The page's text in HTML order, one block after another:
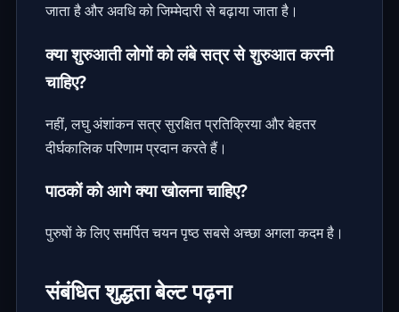
जाता है और अवधि को जिम्मेदारी से बढ़ाया जाता है।
क्या शुरुआती लोगों को लंबे सत्र से शुरुआत करनी
चाहिए?
नहीं, लघु अंशांकन सत्र सुरक्षित प्रतिक्रिया और बेहतर
दीर्घकालिक परिणाम प्रदान करते हैं।
पाठकों को आगे क्या खोलना चाहिए?
पुरुषों के लिए समर्पित चयन पृष्ठ सबसे अच्छा अगला कदम है।
संबंधित शुद्धता बेल्ट पढ़ना